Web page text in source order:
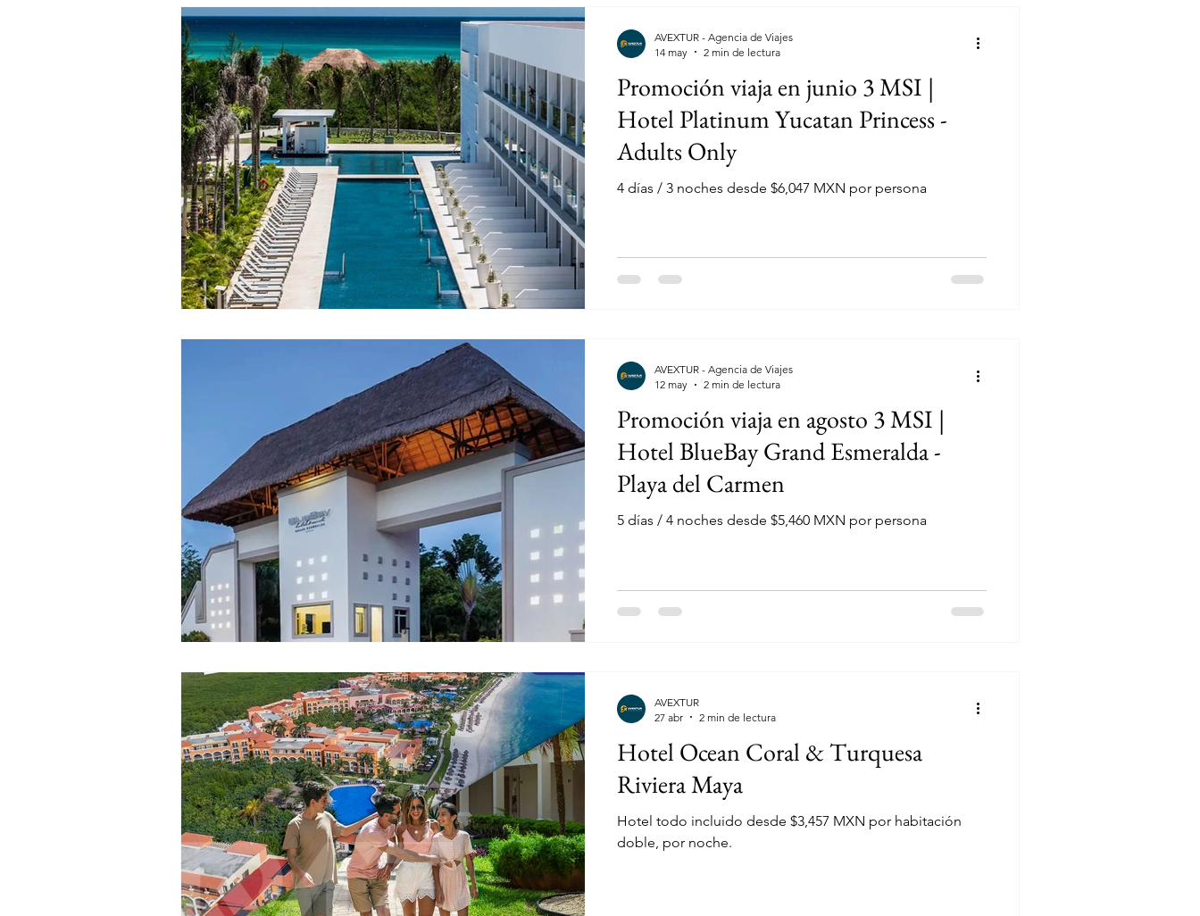
Promoción viaja en junio 3 MSI |
Hotel Platinum Yucatan Princess -
Adults Only
4 días / 3 noches desde $6,047 MXN por persona
AVEXTUR - Agencia de Viajes
14 may
2 min de lectura
Promoción viaja en agosto 3 MSI |
Hotel BlueBay Grand Esmeralda -
Playa del Carmen
5 días / 4 noches desde $5,460 MXN por persona
AVEXTUR - Agencia de Viajes
12 may
2 min de lectura
Hotel Ocean Coral & Turquesa
Riviera Maya
Hotel todo incluido desde $3,457 MXN por habitación
doble, por noche.
AVEXTUR
27 abr
2 min de lectura